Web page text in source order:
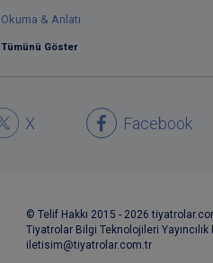
Okuma & Anlatı
Tümünü Göster
Facebook
X
© Telif Hakkı 2015 - 2026
Tiyatrolar Bilgi Teknolojileri Yayıncılık
iletisim@tiyatrolar.com.tr